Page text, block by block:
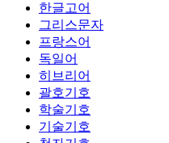
한글고어
그리스문자
프랑스어
독일어
히브리어
괄호기호
학술기호
기술기호